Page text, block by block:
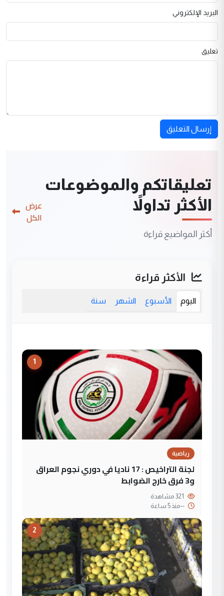
البريد الإلكتروني
تعليق
إرسال التعليق
تعليقاتكم والموضوعات
الأكثر تداولاً
أكثر المواضيع قراءة
عرض
الكل
الأكثر قراءة
اليوم الأسبوع الشهر سنة
1
رياضية
لجنة التراخيص : 17 ناديا في دوري نجوم العراق
و3 فرق خارج الضوابط
--منذ 5 ساعة
2